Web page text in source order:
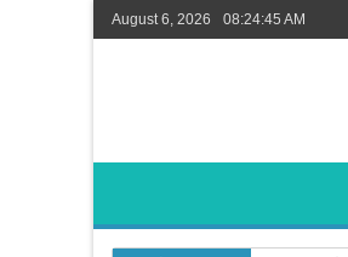
August 6, 2026 08:24:45 AM